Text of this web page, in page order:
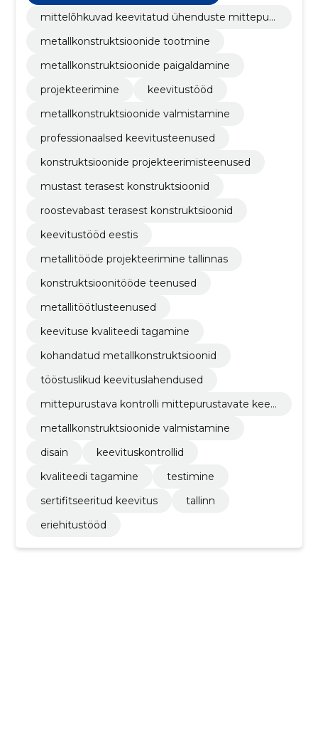
mittelõhkuvad keevitatud ühenduste mittepur
metallkonstruktsioonide tootmine
metallkonstruktsioonide paigaldamine
projekteerimine
keevitustööd
metallkonstruktsioonide valmistamine
professionaalsed keevitusteenused
konstruktsioonide projekteerimisteenused
mustast terasest konstruktsioonid
roostevabast terasest konstruktsioonid
keevitustööd eestis
metallitööde projekteerimine tallinnas
konstruktsioonitööde teenused
metallitöötlusteenused
keevituse kvaliteedi tagamine
kohandatud metallkonstruktsioonid
tööstuslikud keevituslahendused
mittepurustava kontrolli mittepurustavate keev
metallkonstruktsioonide valmistamine
disain
keevituskontrollid
kvaliteedi tagamine
testimine
sertifitseeritud keevitus
tallinn
eriehitustööd